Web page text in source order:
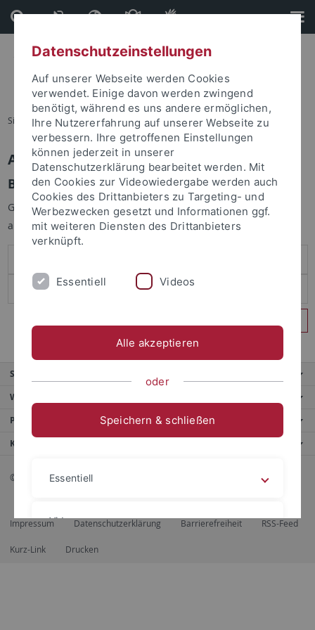
Direkt
zum
Inhalt
Direkt
zur
Fußleiste
Sie sind hier: Startseite
Anmelden
Benutzeranmeldung
Geben Sie Ihren Benutzernamen und Ihr Passwort an um sich
anzumelden:
Service
Weitere Angebote
Portale
Kontaktinfo
© 2026 Eberhard Karls Universität Tübingen, Tübingen
Impressum Datenschutzerklärung Barrierefreiheit RSS-Feed
Kurz-Link Drucken
Datenschutzeinstellungen
Auf unserer Webseite werden Cookies
verwendet. Einige davon werden zwingend
benötigt, während es uns andere ermöglichen,
Ihre Nutzererfahrung auf unserer Webseite zu
verbessern. Ihre getroffenen Einstellungen
können jederzeit in unserer
Datenschutzerklärung bearbeitet werden. Mit
den Cookies zur Videowiedergabe werden auch
Cookies des Drittanbieters zu Targeting- und
Werbezwecken gesetzt und Informationen ggf.
mit weiteren Diensten des Drittanbieters
verknüpft.
Essentiell Videos
Alle akzeptieren
oder
Speichern & schließen
Essentiell
Videos